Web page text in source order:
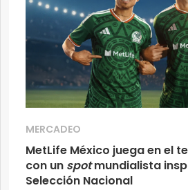
MERCADEO
MetLife México juega en el
con un spotmundialista
Selección Nacional